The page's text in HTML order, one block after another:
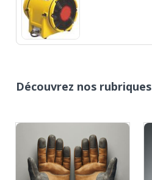
Découvrez nos rubriques